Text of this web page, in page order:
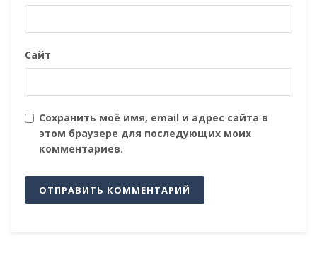
Сайт
Сохранить моё имя, email и адрес сайта в
этом браузере для последующих моих
комментариев.